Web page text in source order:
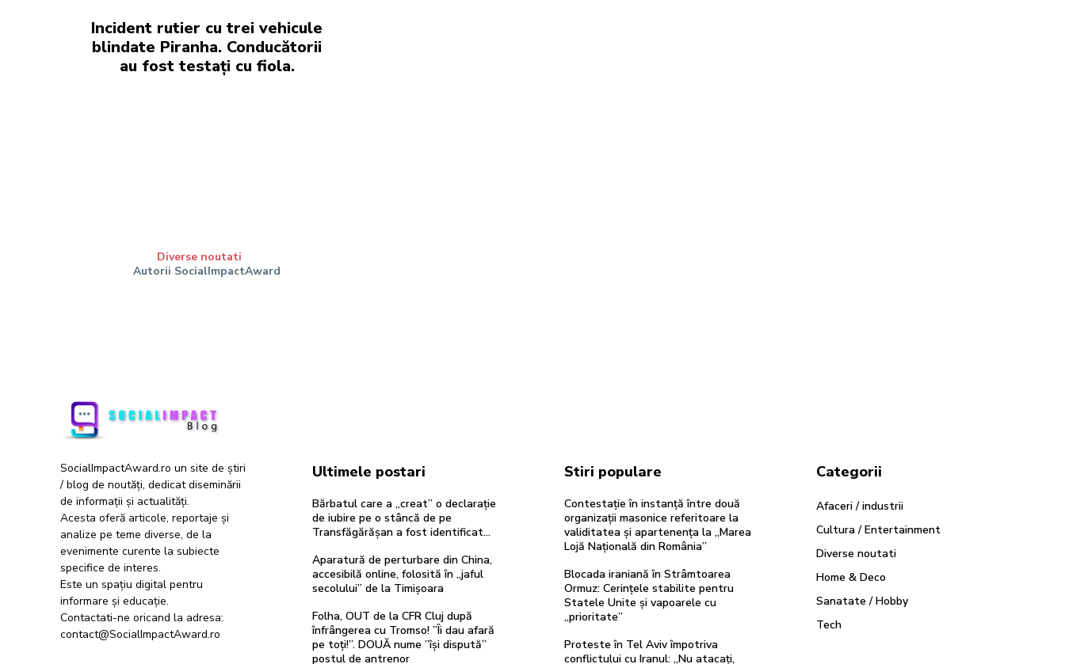
Incident rutier cu trei vehicule
blindate Piranha. Conducătorii
au fost testați cu fiola.
Diverse noutati
Autorii SocialImpactAward
SocialImpactAward.ro un site de știri
/ blog de noutăți, dedicat diseminării
de informații și actualități.
Acesta oferă articole, reportaje și
analize pe teme diverse, de la
evenimente curente la subiecte
specifice de interes.
Este un spațiu digital pentru
informare și educație.
Contactati-ne oricand la adresa:
contact@SocialImpactAward.ro
Ultimele postari
Bărbatul care a „creat” o declarație
de iubire pe o stâncă de pe
Transfăgărășan a fost identificat…
Aparatură de perturbare din China,
accesibilă online, folosită în „jaful
secolului” de la Timișoara
Folha, OUT de la CFR Cluj după
înfrângerea cu Tromso! ”Îi dau afară
pe toți!”. DOUĂ nume ”își dispută”
postul de antrenor
Stiri populare
Contestație în instanță între două
organizații masonice referitoare la
validitatea și apartenența la „Marea
Lojă Națională din România”
Blocada iraniană în Strâmtoarea
Ormuz: Cerințele stabilite pentru
Statele Unite și vapoarele cu
„prioritate”
Proteste în Tel Aviv împotriva
conflictului cu Iranul: „Nu atacați,
Categorii
Afaceri / industrii
Cultura / Entertainment
Diverse noutati
Home & Deco
Sanatate / Hobby
Tech